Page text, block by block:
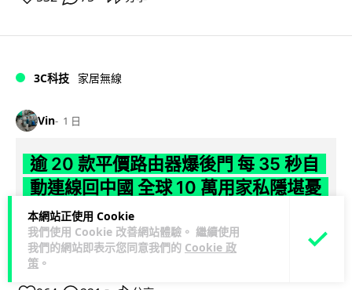
本網站正使用 Cookie
我們使用 Cookie 改善網站體驗。 繼續使用
我們的網站即表示您同意我們的 Cookie 政
策 。
3C科技 家居無線
Vin 1 日
逾 20 款平價路由器爆後門 每 35 秒自
動連線回中國 全球 10 萬用家私隱堪憂
網絡安全公司 VulnCheck 揭發中國智博通電子（Zbtlink）生產
的 20 多款路由器內置後門程式「Endlessdoors」（無盡... 閱
讀全文